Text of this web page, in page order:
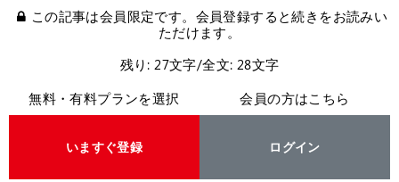
この記事は会員限定です。会員登録すると続きをお読みい
ただけます。
残り: 27文字/全文: 28文字
無料・有料プランを選択
いますぐ登録
会員の方はこちら
ログイン